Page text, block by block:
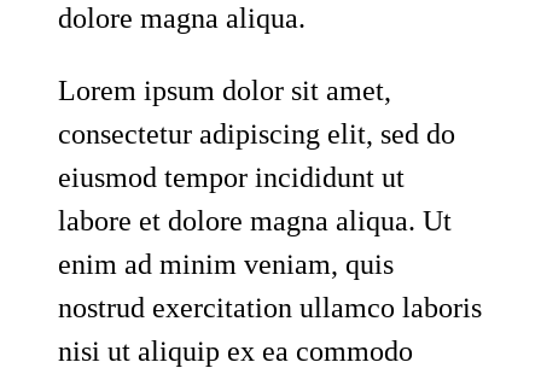
dolore magna aliqua.
Lorem ipsum dolor sit amet,
consectetur adipiscing elit, sed do
eiusmod tempor incididunt ut
labore et dolore magna aliqua. Ut
enim ad minim veniam, quis
nostrud exercitation ullamco laboris
nisi ut aliquip ex ea commodo